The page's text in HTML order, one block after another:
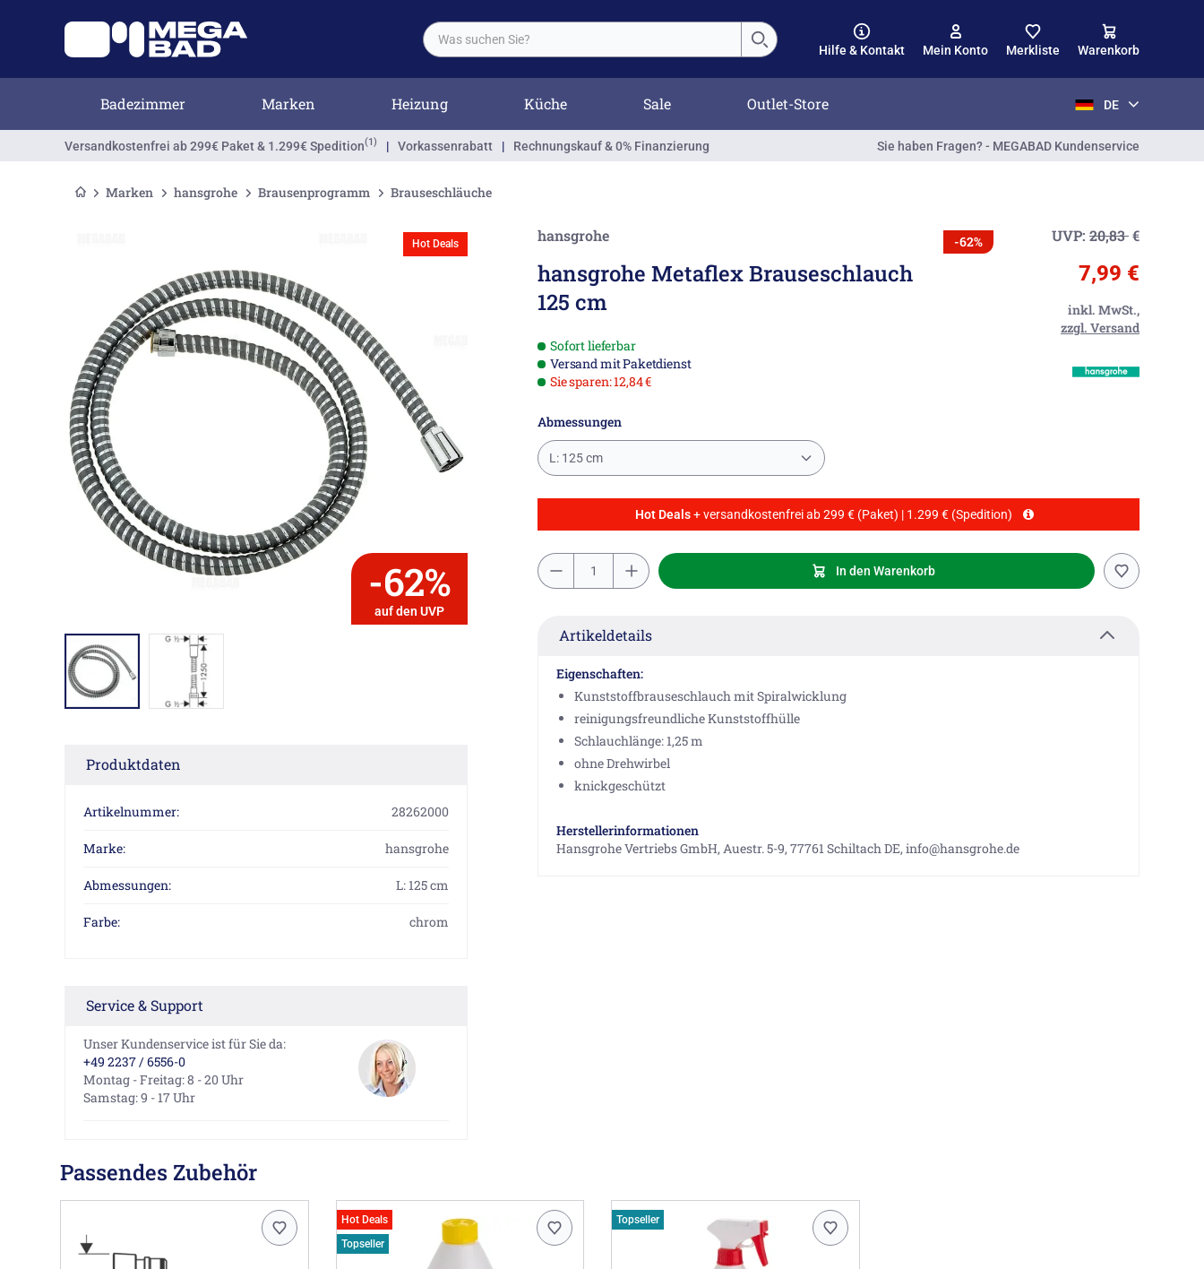
Hilfe & Kontakt Mein Konto Merkliste Warenkorb
Badezimmer Marken Heizung Küche Sale Outlet-Store DE
Versandkostenfrei ab 299€ Paket & 1.299€ Spedition(1) | Vorkassenrabatt | Rechnungskauf & 0% Finanzierung Sie haben Fragen? - MEGABAD Kundenservice
Marken hansgrohe Brausenprogramm Brauseschläuche
Hot Deals
-62%
auf den UVP
Produktdaten
Artikelnummer: 28262000
Marke: hansgrohe
Abmessungen: L: 125 cm
Farbe: chrom
Service & Support
Unser Kundenservice ist für Sie da:
+49 2237 / 6556-0
Montag - Freitag: 8 - 20 Uhr
Samstag: 9 - 17 Uhr
hansgrohe
hansgrohe Metaflex Brauseschlauch
125 cm
-62% UVP: 20,83€
7,99 €
inkl. MwSt.,
zzgl. Versand
Sofort lieferbar
Versand mit Paketdienst
Sie sparen: 12,84 €
Abmessungen
L: 125 cm
Hot Deals+ versandkostenfrei ab 299 € (Paket) | 1.299 € (Spedition)
In den Warenkorb
Artikeldetails
Eigenschaften:
Kunststoffbrauseschlauch mit Spiralwicklung
reinigungsfreundliche Kunststoffhülle
Schlauchlänge: 1,25 m
ohne Drehwirbel
knickgeschützt
Herstellerinformationen
Hansgrohe Vertriebs GmbH, Auestr. 5-9, 77761 Schiltach DE, info@hansgrohe.de
Passendes Zubehör
Hot Deals
Topseller
Topseller